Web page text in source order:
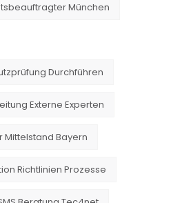
München
Durchführen
Externe Experten
Mittelstand Bayern
Richtlinien Prozesse